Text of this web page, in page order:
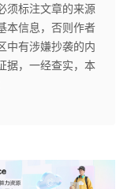
须标注文章的来源
本信息，否则作者
中有涉嫌抄袭的内
据，一经查实，本